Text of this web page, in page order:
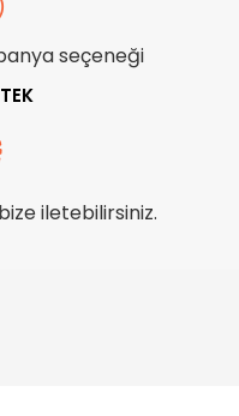
seçeneği
iletebilirsiniz.